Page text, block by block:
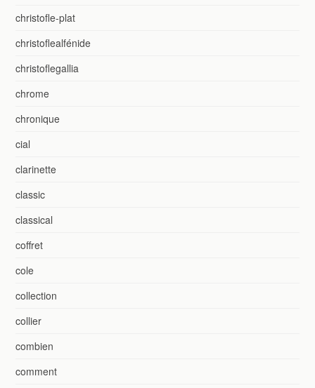
christofle-plat
christoflealfénide
christoflegallia
chrome
chronique
cial
clarinette
classic
classical
coffret
cole
collection
collier
combien
comment